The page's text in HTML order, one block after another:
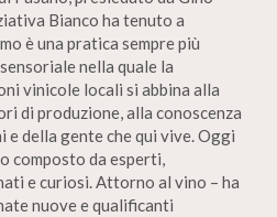
Bianco ha tenuto a
è una pratica sempre più
nella quale la
vinicole locali si abbina alla
di produzione, alla conoscenza
della gente che qui vive. Oggi
composto da esperti,
e curiosi. Attorno al vino – ha
nuove e qualificanti